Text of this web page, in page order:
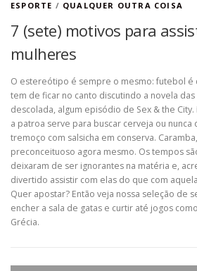
ESPORTE / QUALQUER OUTRA COISA
7 (sete) motivos para
mulheres
O estereótipo é sempre o mesmo: futebol é
tem de ficar no canto discutindo a novela
descolada, algum episódio de Sex & the
a patroa serve para buscar cerveja ou
tremoço com salsicha em conserva.
preconceituoso agora mesmo. Os tempos
deixaram de ser ignorantes na matéria e,
divertido assistir com elas do que com
Quer apostar? Então veja nossa seleção de
encher a sala de gatas e curtir até jogos
Grécia.